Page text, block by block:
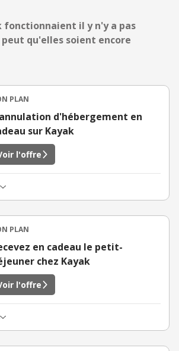
fonctionnaient il y n'y a pas
qu'elles soient encore
PLAN
d'hébergement en
sur Kayak
l'offre
PLAN
en cadeau le petit-
chez Kayak
l'offre